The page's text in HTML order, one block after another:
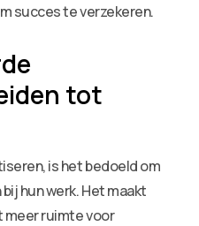
succes te verzekeren.
tot
is het bedoeld om
hun werk. Het maakt
meer ruimte voor